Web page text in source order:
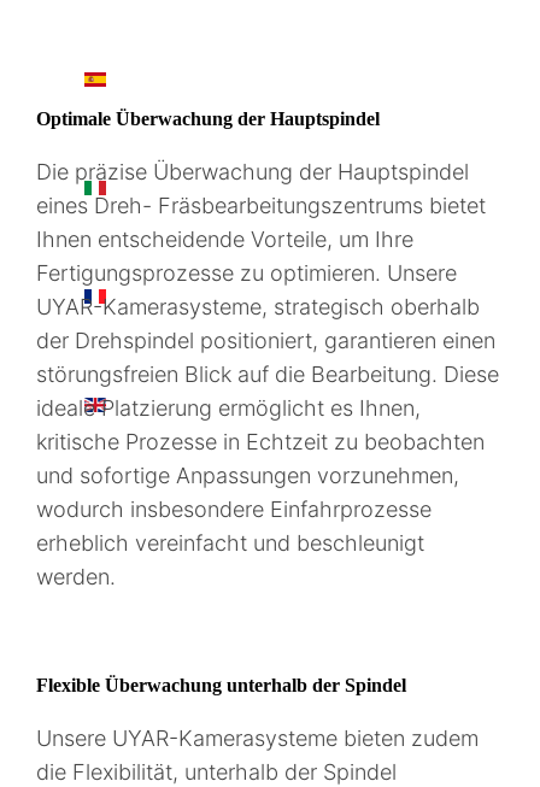
ES
IT
FR
EN
Optimale Überwachung der Hauptspindel
Die präzise Überwachung der Hauptspindel
eines Dreh- Fräsbearbeitungszentrums bietet
Ihnen entscheidende Vorteile, um Ihre
Fertigungsprozesse zu optimieren. Unsere
UYAR-Kamerasysteme, strategisch oberhalb
der Drehspindel positioniert, garantieren einen
störungsfreien Blick auf die Bearbeitung. Diese
ideale Platzierung ermöglicht es Ihnen,
kritische Prozesse in Echtzeit zu beobachten
und sofortige Anpassungen vorzunehmen,
wodurch insbesondere Einfahrprozesse
erheblich vereinfacht und beschleunigt
werden.
Flexible Überwachung unterhalb der Spindel
Unsere UYAR-Kamerasysteme bieten zudem
die Flexibilität, unterhalb der Spindel